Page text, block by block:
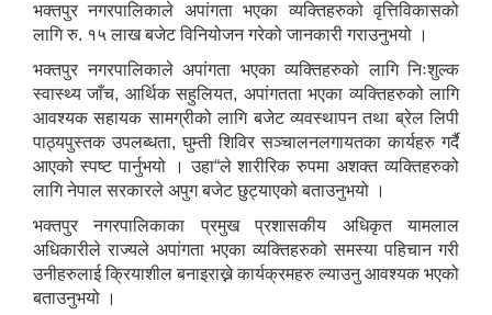
भक्तपुर नगरपालिकाले अपांगता भएका व्यक्तिहरुको वृत्तिविकासको
लागि रु. १५ लाख बजेट विनियोजन गरेको जानकारी गराउनुभयो ।
भक्तपुर नगरपालिकाले अपांगता भएका व्यक्तिहरुको लागि निःशुल्क
स्वास्थ्य जाँच, आर्थिक सहुलियत, अपांगतता भएका व्यक्तिहरुको लागि
आवश्यक सहायक सामग्रीको लागि बजेट व्यवस्थापन तथा ब्रेल लिपी
पाठ्यपुस्तक उपलब्धता, घुम्ती शिविर सञ्चालनलगायतका कार्यहरु गर्दै
आएको स्पष्ट पार्नुभयो । उहा“ले शारीरिक रुपमा अशक्त व्यक्तिहरुको
लागि नेपाल सरकारले अपुग बजेट छुट्याएको बताउनुभयो ।
भक्तपुर नगरपालिकाका प्रमुख प्रशासकीय अधिकृत यामलाल
अधिकारीले राज्यले अपांगता भएका व्यक्तिहरुको समस्या पहिचान गरी
उनीहरुलाई क्रियाशील बनाइराख्ने कार्यक्रमहरु ल्याउनु आवश्यक भएको
बताउनुभयो ।